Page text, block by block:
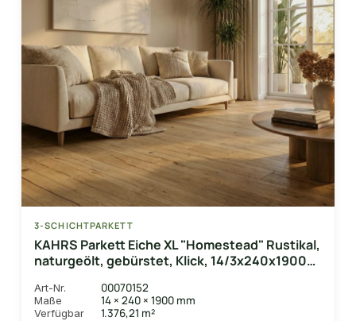
3-SCHICHTPARKETT
KAHRS Parkett Eiche XL "Homestead" Rustikal,
naturgeölt, gebürstet, Klick, 14/3x240x1900
Art-Nr. 00070152
Maße 14 × 240 × 1900 mm
Verfügbar 1.376,21 m²